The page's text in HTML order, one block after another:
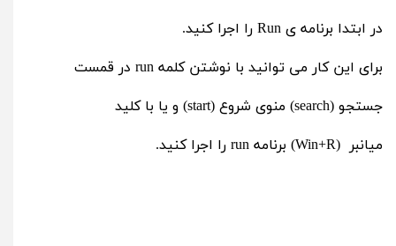
در ابتدا برنامه ی Run را اجرا کنید.
برای این کار می توانید با نوشتن کلمه run در قمست
جستجو (search) منوی شروع (start) و یا با کلید
میانبر (Win+R) برنامه run را اجرا کنید.